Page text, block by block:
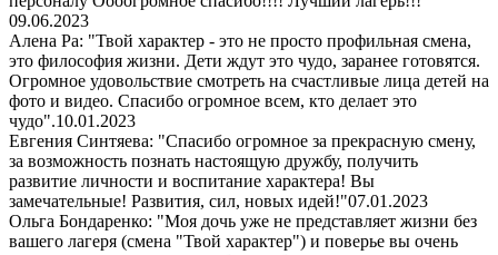
09.06.2023
Алена Ра: "Твой характер - это не просто профильная смена,
это философия жизни. Дети ждут это чудо, заранее готовятся.
Огромное удовольствие смотреть на счастливые лица детей на
фото и видео. Спасибо огромное всем, кто делает это
чудо".10.01.2023
Евгения Синтяева: "Спасибо огромное за прекрасную смену,
за возможность познать настоящую дружбу, получить
развитие личности и воспитание характера! Вы
замечательные! Развития, сил, новых идей!"07.01.2023
Ольга Бондаренко: "Моя дочь уже не представляет жизни без
вашего лагеря (смена "Твой характер") и поверье вы очень